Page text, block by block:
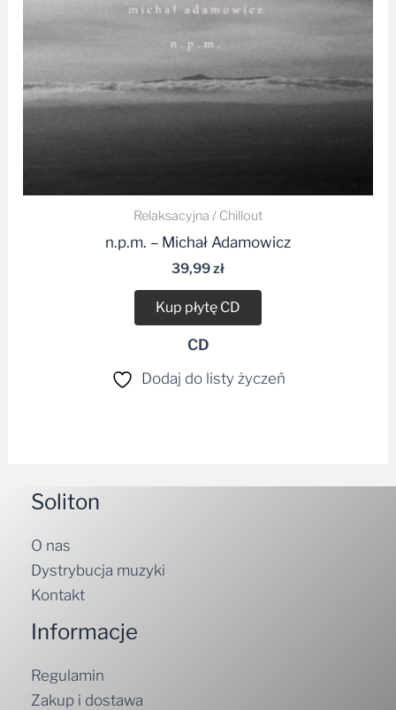
Relaksacyjna / Chillout
n.p.m. – Michał Adamowicz
39,99zł
Kup płytę CD
CD
Dodaj do listy życzeń
Soliton
O nas
Dystrybucja muzyki
Kontakt
Informacje
Regulamin
Zakup i dostawa